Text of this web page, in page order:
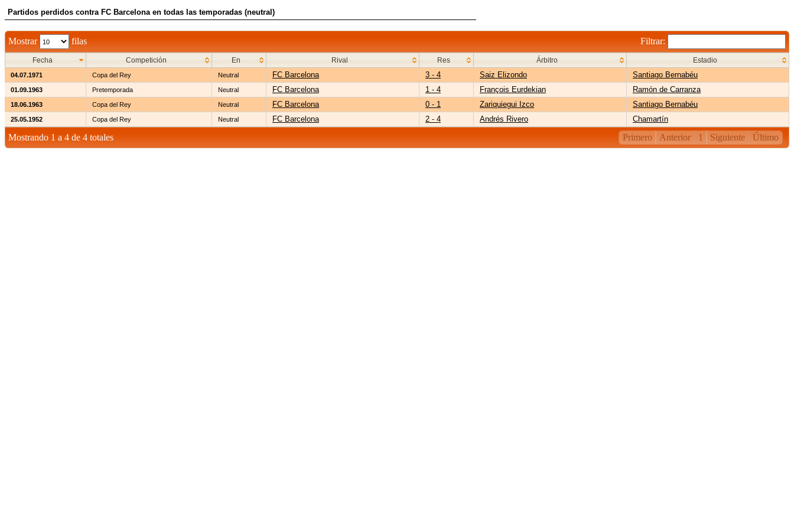
Partidos perdidos contra FC Barcelona en todas las temporadas (neutral)
Mostrar filas Filtrar:
Fecha Competición En Rival Res Árbitro Estadio
04.07.1971 Copa del Rey Neutral FC Barcelona 3 - 4 Saiz Elizondo Santiago Bernabéu
01.09.1963 Pretemporada Neutral FC Barcelona 1 - 4 François Eurdekian Ramón de Carranza
18.06.1963 Copa del Rey Neutral FC Barcelona 0 - 1 Zariquiegui Izco Santiago Bernabéu
25.05.1952 Copa del Rey Neutral FC Barcelona 2 - 4 Andrés Rivero Chamartín
Mostrando 1 a 4 de 4 totales Primero Anterior 1 Siguiente Último